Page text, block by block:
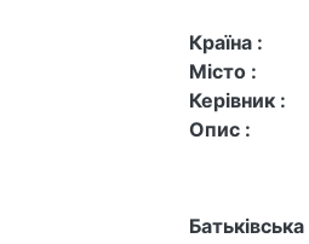
Країна :
Місто :
Керівник :
Опис :
Батьківська